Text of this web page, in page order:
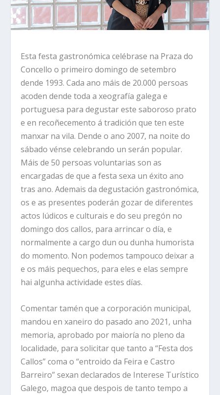
Esta festa gastronómica celébrase na Praza do
Concello o primeiro domingo de setembro
dende 1993. Cada ano máis de 20.000 persoas
acoden dende toda a xeografía galega e
portuguesa para degustar este saboroso prato
e en recoñecemento á tradición que ten este
manxar na vila. Dende o ano 2007, na noite do
sábado vénse celebrando un serán popular.
Máis de 50 persoas voluntarias son as
encargadas de que a festa sexa un éxito ano
tras ano. Ademais da degustación gastronómica,
os e as presentes poderán gozar de diferentes
actos lúdicos e culturais e do seu pregón no
domingo dos callos, para arrincar o día, e
normalmente a cargo dun ou dunha humorista
do momento. Non podemos tampouco deixar a
e os máis pequechos, para eles e elas sempre
hai algunha actividade estes días.
Comentar tamén que a corporación municipal,
mandou en xaneiro do pasado ano 2021, unha
memoria, aprobado por maioría no pleno da
localidade, para solicitar que tanto a “Festa dos
Callos” coma o “entroido da Feira e Castro
Barreiro” sexan declarados de Interese Turístico
Galego, magoa que despois de tanto tempo a